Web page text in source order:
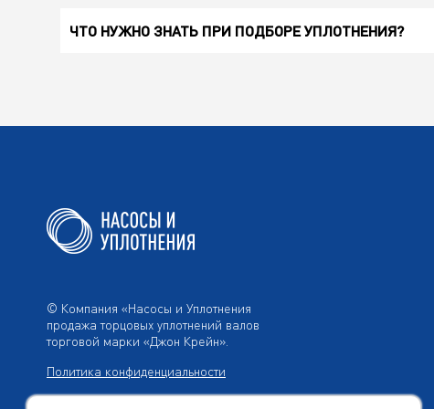
ЧТО НУЖНО ЗНАТЬ ПРИ ПОДБОРЕ УПЛОТНЕНИЯ?
© Компания «Насосы и Уплотнения
продажа торцовых уплотнений валов
торговой марки «Джон Крейн».
Политика конфиденциальности